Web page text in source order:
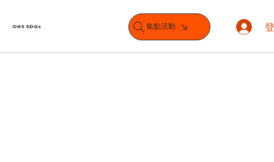
OHS SDGs 集點活動